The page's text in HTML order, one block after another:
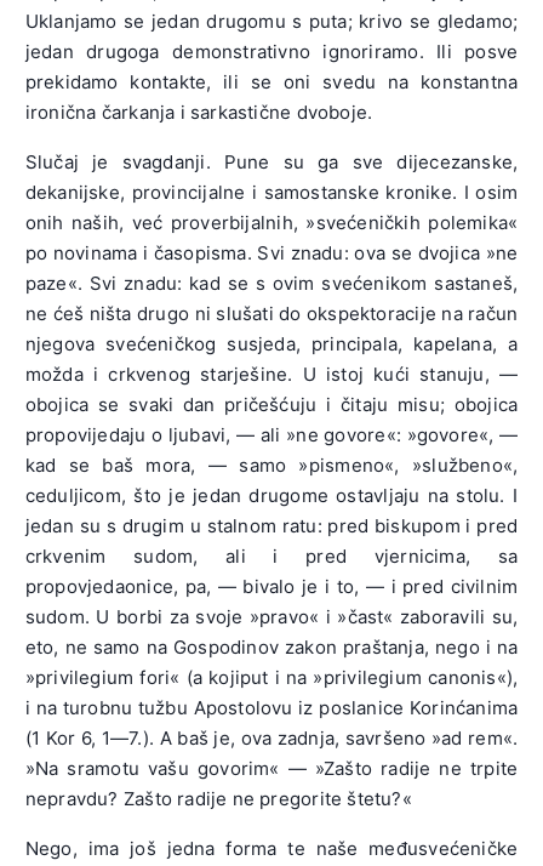
Uklanjamo se jedan drugomu s puta; krivo se gledamo;
jedan drugoga demonstrativno ignoriramo. Ili posve
prekidamo kontakte, ili se oni svedu na konstantna
ironična čarkanja i sarkastične dvoboje.
Slučaj je svagdanji. Pune su ga sve dijecezanske,
dekanijske, provincijalne i samostanske kronike. I osim
onih naših, već proverbijalnih, »svećeničkih polemika«
po novinama i časopisma. Svi znadu: ova se dvojica »ne
paze«. Svi znadu: kad se s ovim svećenikom sastaneš,
ne ćeš ništa drugo ni slušati do okspektoracije na račun
njegova svećeničkog susjeda, principala, kapelana, a
možda i crkvenog starješine. U istoj kući stanuju, —
obojica se svaki dan pričešćuju i čitaju misu; obojica
propovijedaju o ljubavi, — ali »ne govore«: »govore«, —
kad se baš mora, — samo »pismeno«, »službeno«,
ceduljicom, što je jedan drugome ostavljaju na stolu. I
jedan su s drugim u stalnom ratu: pred biskupom i pred
crkvenim sudom, ali i pred vjernicima, sa
propovjedaonice, pa, — bivalo je i to, — i pred civilnim
sudom. U borbi za svoje »pravo« i »čast« zaboravili su,
eto, ne samo na Gospodinov zakon praštanja, nego i na
»privilegium fori« (a kojiput i na »privilegium canonis«),
i na turobnu tužbu Apostolovu iz poslanice Korinćanima
(1 Kor 6, 1—7.). A baš je, ova zadnja, savršeno »ad rem«.
»Na sramotu vašu govorim« — »Zašto radije ne trpite
nepravdu? Zašto radije ne pregorite štetu?«
Nego, ima još jedna forma te naše međusvećeničke